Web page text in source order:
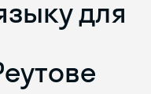
для